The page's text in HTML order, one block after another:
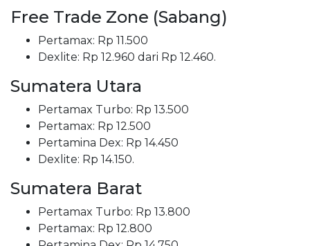
Free Trade Zone (Sabang)
Pertamax: Rp 11.500
Dexlite: Rp 12.960 dari Rp 12.460.
Sumatera Utara
Pertamax Turbo: Rp 13.500
Pertamax: Rp 12.500
Pertamina Dex: Rp 14.450
Dexlite: Rp 14.150.
Sumatera Barat
Pertamax Turbo: Rp 13.800
Pertamax: Rp 12.800